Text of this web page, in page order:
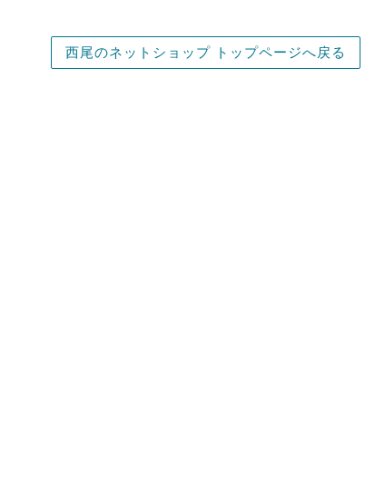
西尾のネットショップ トップページへ戻る